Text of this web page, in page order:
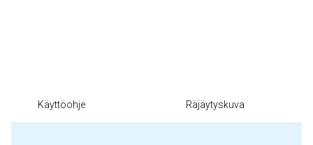
Käyttöohje Räjäytyskuva